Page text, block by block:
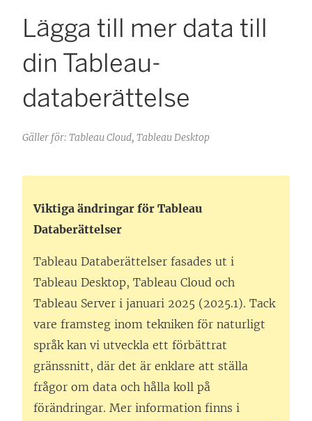
Lägga till mer data till
din Tableau-
databerättelse
Gäller för: Tableau Cloud, Tableau Desktop
Viktiga ändringar för Tableau
Databerättelser
Tableau Databerättelser fasades ut i
Tableau Desktop, Tableau Cloud och
Tableau Server i januari 2025 (2025.1). Tack
vare framsteg inom tekniken för naturligt
språk kan vi utveckla ett förbättrat
gränssnitt, där det är enklare att ställa
frågor om data och hålla koll på
förändringar. Mer information finns i